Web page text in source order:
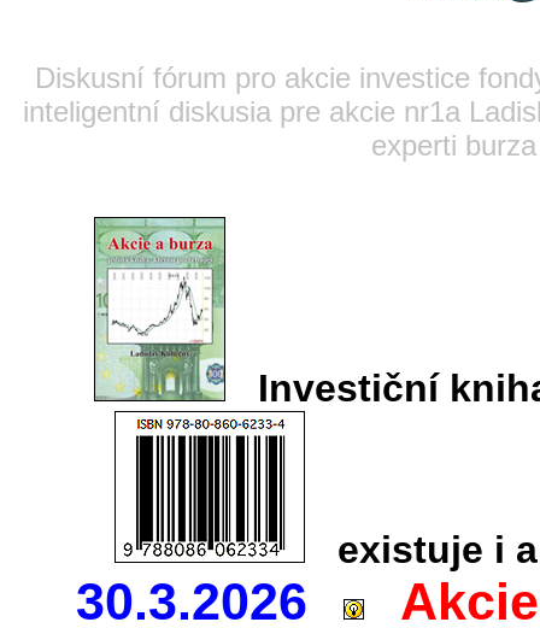
Diskusní fórum pro akcie investice
inteligentní diskusia pre akcie nr1a
experti
Investiční
existuje i
30.3.2026